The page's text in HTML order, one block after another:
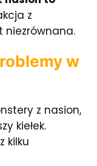
z
niezrównana.
w
z nasion,
kiełek.
kilku